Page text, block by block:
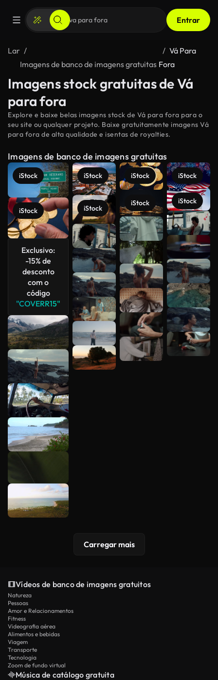
Entrar
Lar
Imagens de banco de imagens gratuitas
Vá Para
Fora
Imagens stock gratuitas de Vá
para fora
Explore e baixe belas imagens stock de Vá para fora para o
seu site ou qualquer projeto. Baixe gratuitamente imagens Vá
para fora de alta qualidade e isentas de royalties.
Imagens de banco de imagens gratuitas
iStock
iStock
Exclusivo:
-15% de
desconto
com o
código
"COVERR15"
iStock
iStock
iStock
iStock
iStock
iStock
Veja mais
Carregar mais
Vídeos de banco de imagens gratuitos
Natureza
Pessoas
Amor e Relacionamentos
Fitness
Videografia aérea
Alimentos e bebidas
Viagem
Transporte
Tecnologia
Zoom de fundo virtual
Música de catálogo gratuita